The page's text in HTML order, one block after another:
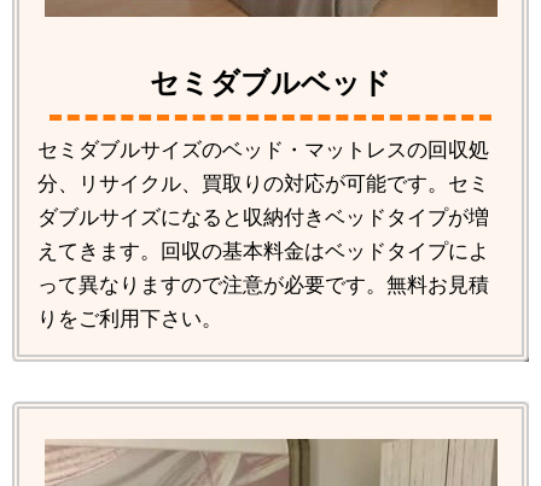
セミダブルベッド
セミダブルサイズのベッド・マットレスの回収処
分、リサイクル、買取りの対応が可能です。セミ
ダブルサイズになると収納付きベッドタイプが増
えてきます。回収の基本料金はベッドタイプによ
って異なりますので注意が必要です。無料お見積
りをご利用下さい。